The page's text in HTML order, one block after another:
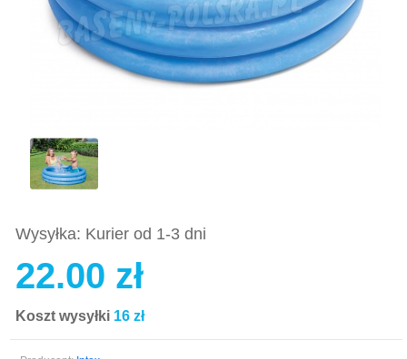
Wysyłka: Kurier od 1-3 dni
22.00 zł
Koszt wysyłki 16 zł